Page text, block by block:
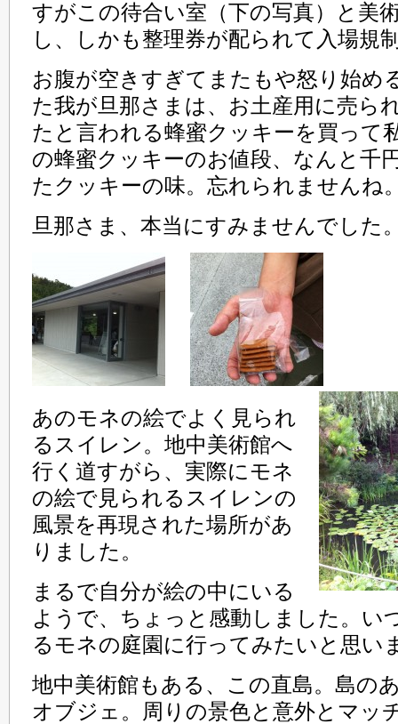
すがこの待合い室（下の写真）と美
し、しかも整理券が配られて入場規
お腹が空きすぎてまたもや怒り始め
た我が旦那さまは、お土産用に売ら
たと言われる蜂蜜クッキーを買って
の蜂蜜クッキーのお値段、なんと
たクッキーの味。忘れられませんね
旦那さま、本当にすみませんでした
あのモネの絵でよく見られ
るスイレン。地中美術館へ
行く道すがら、実際にモネ
の絵で見られるスイレンの
風景を再現された場所があ
りました。
まるで自分が絵の中にいる
ようで、ちょっと感動しました。い
るモネの庭園に行ってみたいと思い
地中美術館もある、この直島。島の
オブジェ。周りの景色と意外とマッ